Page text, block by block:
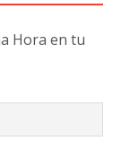
Hora en tu